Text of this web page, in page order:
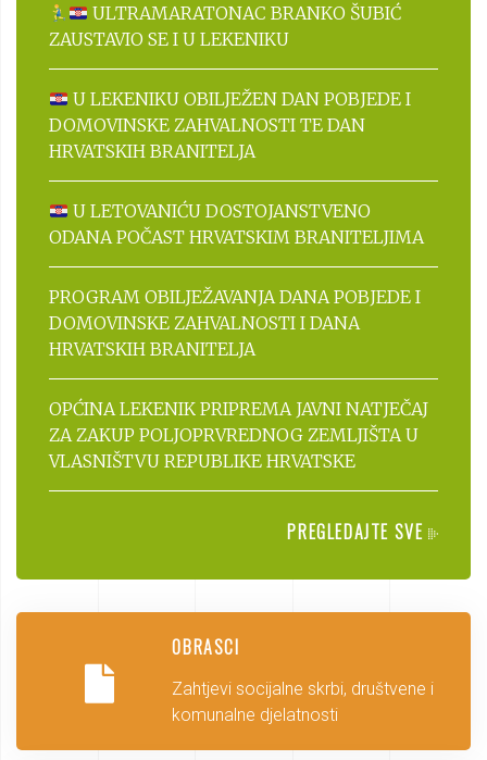
ULTRAMARATONAC BRANKO ŠUBIĆ
ZAUSTAVIO SE I U LEKENIKU
U LEKENIKU OBILJEŽEN DAN POBJEDE I
DOMOVINSKE ZAHVALNOSTI TE DAN
HRVATSKIH BRANITELJA
U LETOVANIĆU DOSTOJANSTVENO
ODANA POČAST HRVATSKIM BRANITELJIMA
PROGRAM OBILJEŽAVANJA DANA POBJEDE I
DOMOVINSKE ZAHVALNOSTI I DANA
HRVATSKIH BRANITELJA
OPĆINA LEKENIK PRIPREMA JAVNI NATJEČAJ
ZA ZAKUP POLJOPRVREDNOG ZEMLJIŠTA U
VLASNIŠTVU REPUBLIKE HRVATSKE
PREGLEDAJTE SVE
OBRASCI
Zahtjevi socijalne skrbi, društvene i
komunalne djelatnosti